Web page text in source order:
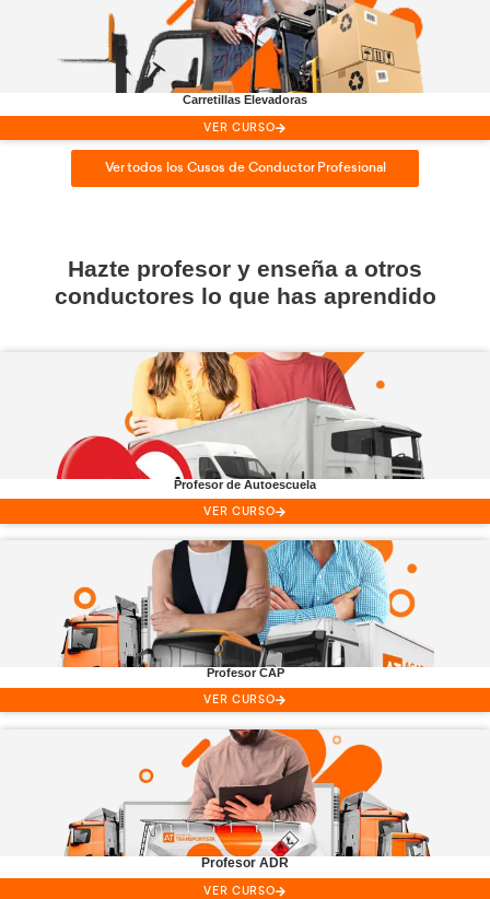
Renovación
VER CURSO
ObtenciónADR
VER CURSO
Carnet CCamión
VER CURSO
CarretillasElevadoras
VER CURSO